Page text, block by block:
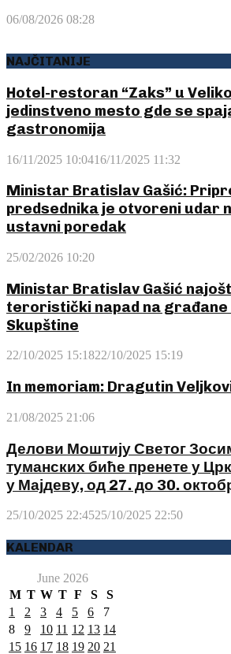
06/08/2026 08:28
NAJČITANIJE
Hotel-restoran “Zaks” u
jedinstveno mesto gde se
gastronomija
16/11/2025 10:0416/11/2025 11:32
Ministar Bratislav Gašić:
predsednika je otvoreni udar
ustavni poredak
25/02/2026 10:20
Ministar Bratislav Gašić
teroristički napad na
Skupštine
22/10/2025 15:1822/10/2025 15:19
In memoriam: Dragutin
21/08/2025 21:06
Делови Моштију Светог
туманских биће пренете у
у Мајдеву, од 27. до 30.
25/10/2025 22:4525/10/2025 22:50
KALENDAR
June 2026
M T W T F S
S
1
2 3 4 5 6
7
8
9 10 11 12 13 14
15 16 17 18 19 20 21